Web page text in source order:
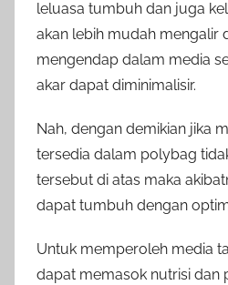
leluasa tumbuh dan juga
akan lebih mudah mengalir
mengendap dalam media
akar dapat diminimalisir.
Nah, dengan demikian jika
tersedia dalam polybag
tersebut di atas maka
dapat tumbuh dengan
Untuk memperoleh media
dapat memasok nutrisi dan